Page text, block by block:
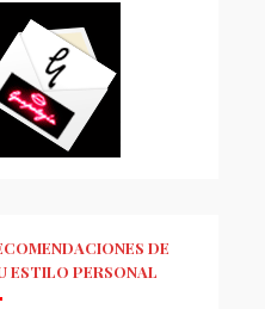
DE
ESTILO PERSONAL